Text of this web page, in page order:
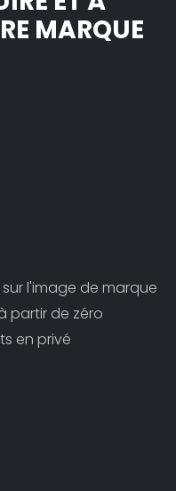
MARQUE
l'image de marque
partir de zéro
en privé